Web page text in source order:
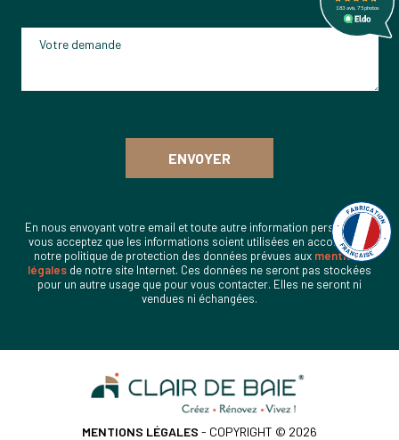
En nous envoyant votre email et toute autre information personnelle,
vous acceptez que les informations soient utilisées en accord avec
notre politique de protection des données prévues aux mentions
légales de notre site Internet. Ces données ne seront pas stockées
pour un autre usage que pour vous contacter. Elles ne seront ni
vendues ni échangées.
MENTIONS LÉGALES - COPYRIGHT © 2026